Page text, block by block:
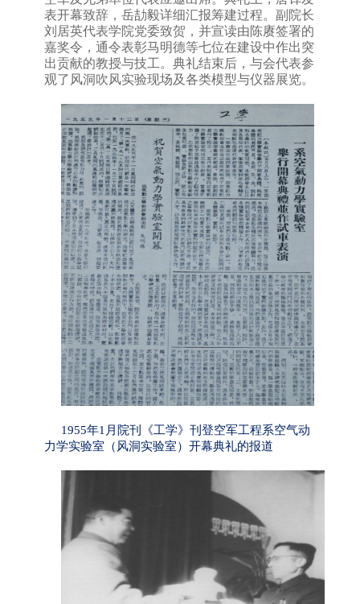
表开幕致辞，岳劼毅详细汇报筹建过程。副院长
刘居英代表学院党委致贺，并宣读由陈赓签署的
嘉奖令，通令表彰马明德等七位在建设中作出突
出贡献的教授与技工 。典礼结束后，与会代表参
观了风洞吹风实验现场及各类模型与仪器展览。
1955年1月院刊《工学》刊登空军工程系空气动
力学实验室（风洞实验室）开幕典礼的报道